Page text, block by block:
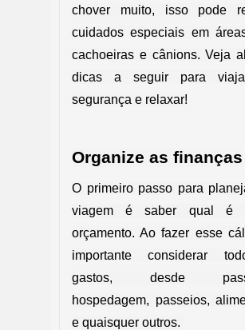
chover muito, isso pode
cuidados especiais em
cachoeiras e cânions. Veja
dicas a seguir para
segurança e relaxar!
Organize as finanças
O primeiro passo para
viagem é saber qual é
orçamento. Ao fazer esse
importante considerar
gastos, desde
hospedagem, passeios,
e quaisquer outros.